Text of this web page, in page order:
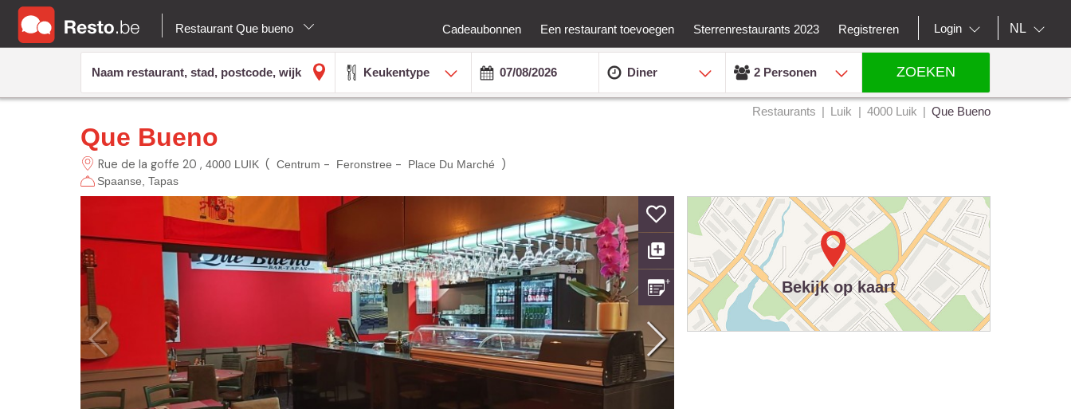
Restaurant Que bueno Cadeaubonnen Een restaurant toevoegen Sterrenrestaurants 2023 Registreren Login NL
Keukentype Diner 2 Personen ZOEKEN
Restaurants Luik 4000 Luik Que Bueno
Que Bueno
Rue de la goffe 20 4000 LUIK( Centrum - Feronstree - Place Du Marché )
Spaanse Tapas
Bekijk op kaart